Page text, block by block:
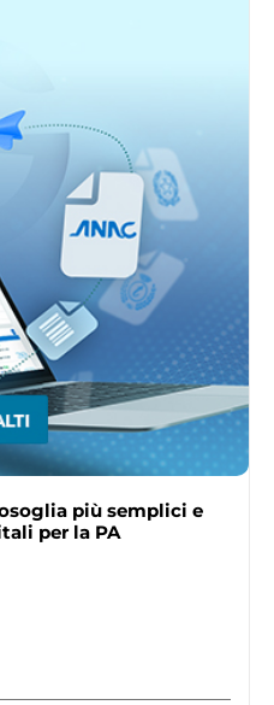
più semplici e
per la PA